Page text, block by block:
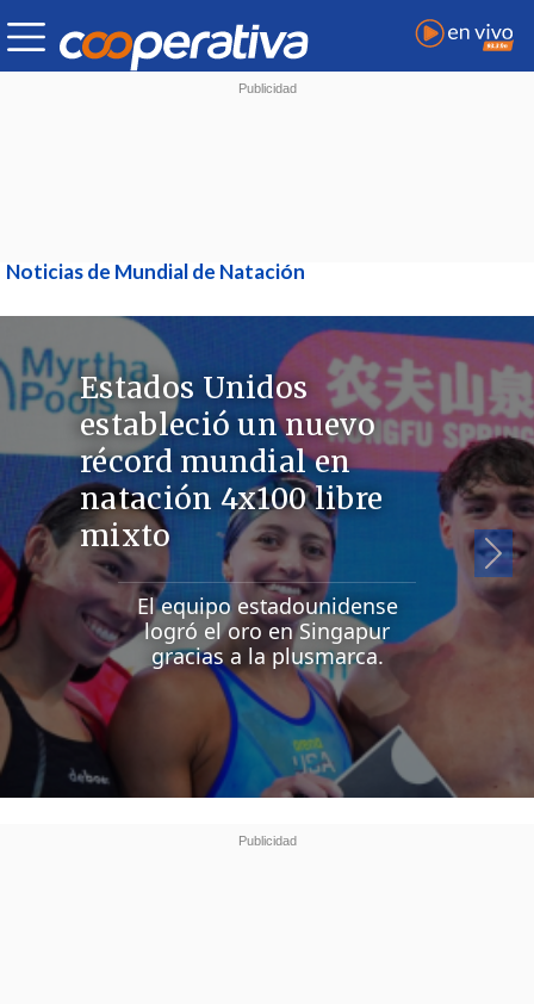
Noticias de Mundial de Natación
Estados Unidos
estableció un nuevo
récord mundial en
natación 4x100 libre
mixto
El equipo estadounidense
logró el oro en Singapur
gracias a la plusmarca.